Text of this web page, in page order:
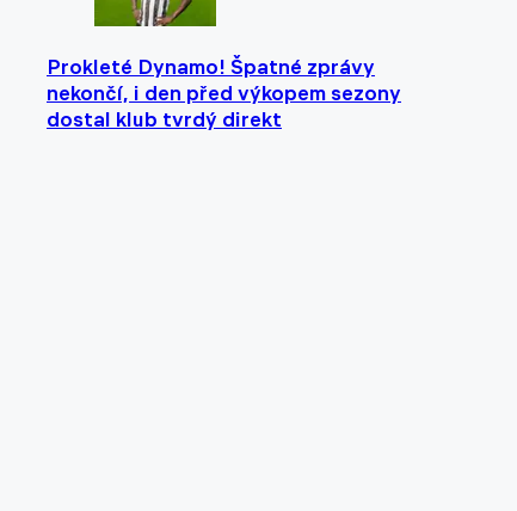
Prokleté Dynamo! Špatné zprávy
nekončí, i den před výkopem sezony
dostal klub tvrdý direkt